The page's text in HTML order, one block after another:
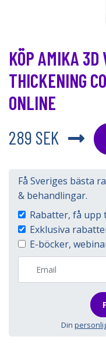
KÖP AMIKA 3D
THICKENING
ONLINE
289 SEK
Få Sveriges bästa
& behandlingar.
Rabatter, få upp
Exklusiva
E-böcker,
Din